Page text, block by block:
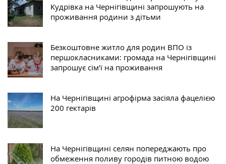
Кудрівка на Чернігівщині запрошують на
проживання родини з дітьми
Безкоштовне житло для родин ВПО із
першокласниками: громада на Чернігівщині
запрошує сім'ї на проживання
На Чернігівщині агрофірма засіяла фацелією
200 гектарів
На Чернігівщині селян попереджають про
обмеження поливу городів питною водою